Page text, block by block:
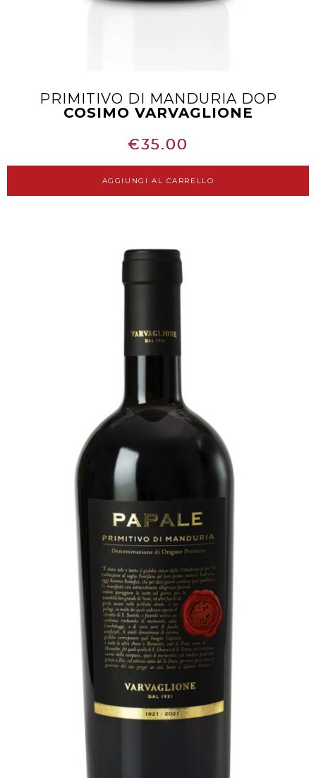
PRIMITIVO DI MANDURIA DOP
COSIMO VARVAGLIONE
€35.00
AGGIUNGI AL CARRELLO